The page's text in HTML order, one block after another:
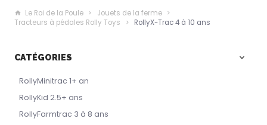
Le Roi de la Poule
Jouets de la ferme
Tracteurs à pédales Rolly Toys
RollyX-Trac 4 à 10 ans
CATÉGORIES
RollyMinitrac 1+ an
RollyKid 2.5+ ans
RollyFarmtrac 3 à 8 ans